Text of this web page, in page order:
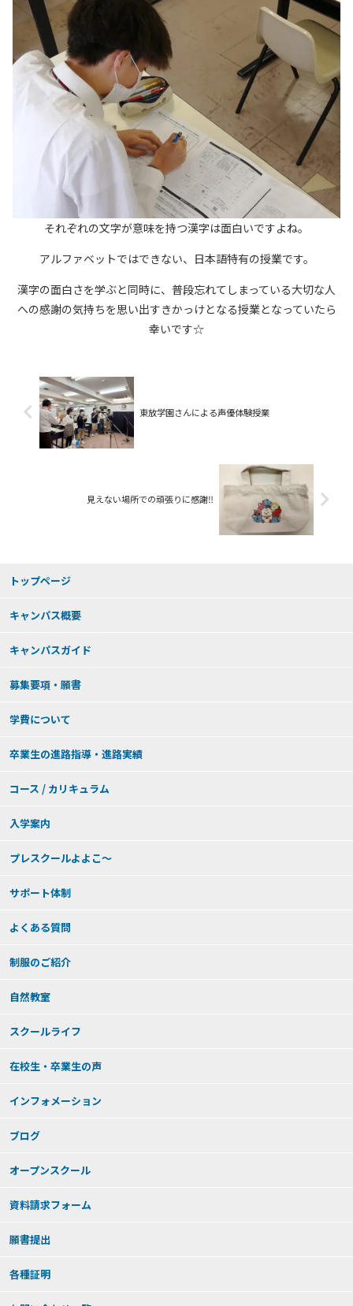
それぞれの文字が意味を持つ漢字は面白いですよね。
アルファベットではできない、日本語特有の授業です。
漢字の面白さを学ぶと同時に、普段忘れてしまっている大切な人
への感謝の気持ちを思い出すきかっけとなる授業となっていたら
幸いです☆
東放学園さんによる声優体験授業
見えない場所での頑張りに感謝‼
トップページ
キャンパス概要
キャンパスガイド
募集要項・願書
学費について
卒業生の進路指導・進路実績
コース / カリキュラム
入学案内
プレスクールよよこ～
サポート体制
よくある質問
制服のご紹介
自然教室
スクールライフ
在校生・卒業生の声
インフォメーション
ブログ
オープンスクール
資料請求フォーム
願書提出
各種証明